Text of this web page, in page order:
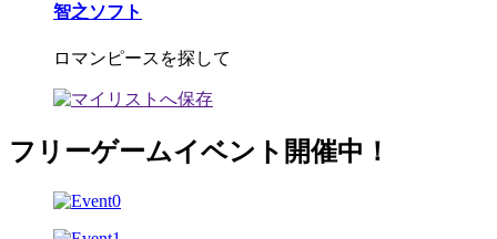
智之ソフト
ロマンピースを探して
フリーゲームイベント開催中！